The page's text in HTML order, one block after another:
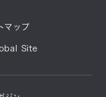
マップ
Site